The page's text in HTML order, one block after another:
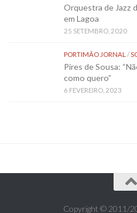
Orquestra de Jazz
em Lagoa
25 SETEMBRO, 2020
PORTIMÃO JORNAL /
Pires de Sousa:
como quero”
6 FEVEREIRO, 2023
Copyright © 2011/